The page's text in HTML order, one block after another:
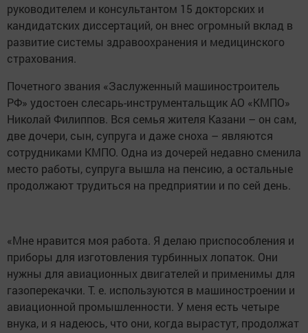
руководителем и консультантом 15 докторских и
кандидатских диссертаций, он внес огромный вклад в
развитие системы здравоохранения и медицинского
страхования.
Почетного звания «Заслуженный машиностроитель
РФ» удостоен слесарь-инструментальщик АО «КМПО»
Николай Филиппов. Вся семья жителя Казани – он сам,
две дочери, сын, супруга и даже сноха – являются
сотрудниками КМПО. Одна из дочерей недавно сменила
место работы, супруга вышла на пенсию, а остальные
продолжают трудиться на предприятии и по сей день.
«Мне нравится моя работа. Я делаю приспособления и
приборы для изготовления турбинных лопаток. Они
нужны для авиационных двигателей и применимы для
газоперекачки. Т. е. используются в машиностроении и
авиационной промышленности. У меня есть четыре
внука, и я надеюсь, что они, когда вырастут, продолжат